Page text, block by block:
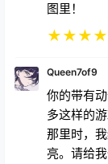
图里！
★★★★
Queen7of9
你的带有
多这样的
那里时，
亮。请给